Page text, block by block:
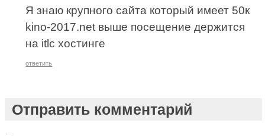
Я знаю крупного сайта который имеет 50к
kino-2017.net выше посещение держится
на itlc хостинге
ответить
Отправить комментарий